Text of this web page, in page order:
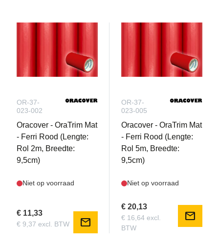
OR-37-
023-002
Oracover - OraTrim Mat
- Ferri Rood (Lengte:
Rol 2m, Breedte:
9,5cm)
Niet op voorraad
€ 11,33
€ 9,37 excl. BTW mail
OR-37-
023-005
Oracover - OraTrim Mat
- Ferri Rood (Lengte:
Rol 5m, Breedte:
9,5cm)
Niet op voorraad
€ 20,13
€ 16,64 excl.
BTW
mail